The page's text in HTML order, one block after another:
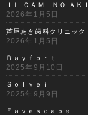
ＩＬ ＣＡＭＩＮＯ ＡＫＩ
2026年1月5日
芦屋あき歯科クリニック
2026年1月5日
Ｄａｙｆｏｒｔ
2025年9月10日
Ｓｏｌｖｅｉｌ
2025年9月9日
Ｅａｖｅｓｃａｐｅ